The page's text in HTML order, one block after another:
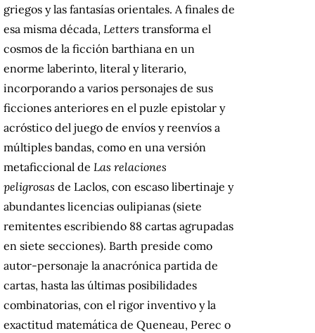
griegos y las fantasías orientales. A finales de
esa misma década, Letters transforma el
cosmos de la ficción barthiana en un
enorme laberinto, literal y literario,
incorporando a varios personajes de sus
ficciones anteriores en el puzle epistolar y
acróstico del juego de envíos y reenvíos a
múltiples bandas, como en una versión
metaficcional de Las relaciones
peligrosas de Laclos, con escaso libertinaje y
abundantes licencias oulipianas (siete
remitentes escribiendo 88 cartas agrupadas
en siete secciones). Barth preside como
autor-personaje la anacrónica partida de
cartas, hasta las últimas posibilidades
combinatorias, con el rigor inventivo y la
exactitud matemática de Queneau, Perec o